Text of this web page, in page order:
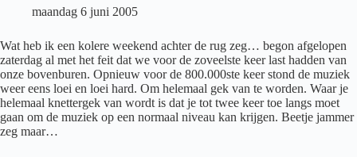
maandag 6 juni 2005
Wat heb ik een kolere weekend achter de rug zeg… begon afgelopen
zaterdag al met het feit dat we voor de zoveelste keer last hadden van
onze bovenburen. Opnieuw voor de 800.000ste keer stond de muziek
weer eens loei en loei hard. Om helemaal gek van te worden. Waar je
helemaal knettergek van wordt is dat je tot twee keer toe langs moet
gaan om de muziek op een normaal niveau kan krijgen. Beetje jammer
zeg maar…